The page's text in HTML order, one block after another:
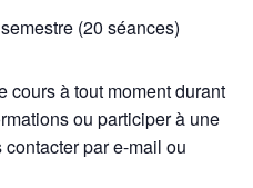
(20 séances)
cours à tout moment durant
ou participer à une
par e-mail ou